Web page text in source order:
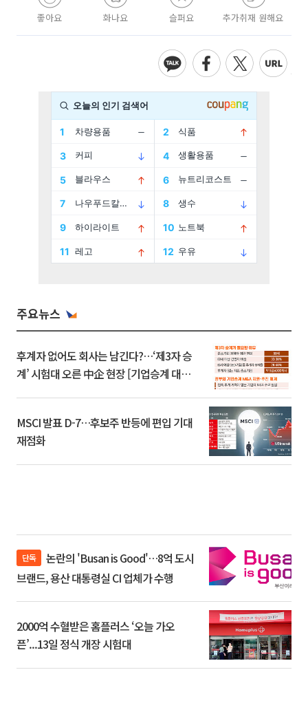
좋아요 화나요 슬퍼요 추가취재 원해요
주요뉴스
후계자 없어도 회사는 남긴다?…‘제3자 승
계’ 시험대 오른 中企 현장 [기업승계 대전
MSCI 발표 D-7…후보주 반등에 편입 기대
재점화
단독
브랜드, 용산 대통령실 CI 업체가 수행
2000억 수혈받은 홈플러스 ‘오늘 가오
픈’...13일 정식 개장 시험대